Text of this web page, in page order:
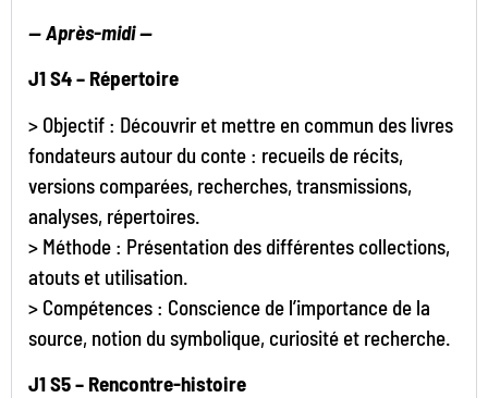
— Après-midi —
J1 S4 – Répertoire
> Objectif : Découvrir et mettre en commun des livres
fondateurs autour du conte : recueils de récits,
versions comparées, recherches, transmissions,
analyses, répertoires.
> Méthode : Présentation des différentes collections,
atouts et utilisation.
> Compétences : Conscience de l’importance de la
source, notion du symbolique, curiosité et recherche.
J1 S5 – Rencontre-histoire